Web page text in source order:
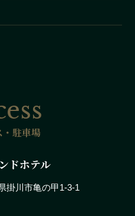
・駐車場
ドホテル
掛川市亀の甲1-3-1